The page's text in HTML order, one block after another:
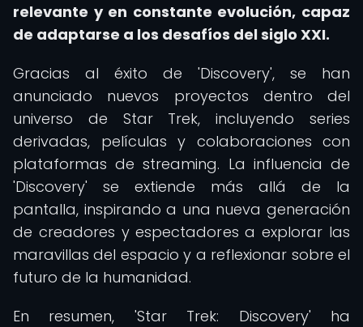
relevante y en constante evolución, capaz
de adaptarse a los desafíos del siglo XXI.
Gracias al éxito de 'Discovery', se han
anunciado nuevos proyectos dentro del
universo de Star Trek, incluyendo series
derivadas, películas y colaboraciones con
plataformas de streaming. La influencia de
'Discovery' se extiende más allá de la
pantalla, inspirando a una nueva generación
de creadores y espectadores a explorar las
maravillas del espacio y a reflexionar sobre el
futuro de la humanidad.
En resumen, 'Star Trek: Discovery' ha